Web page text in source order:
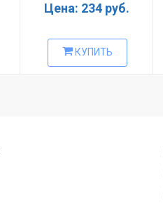
Цена: 234 руб.
КУПИТЬ